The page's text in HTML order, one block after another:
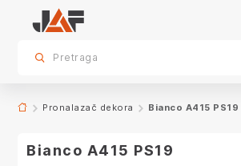
sr.skip-to.main-content
sr.skip-to.table-of-contents
sr.skip-to.main-navigation
Proizvodi sa ovim dekorom
Pretraga
Pronalazač dekora Bianco A415 PS19
Bianco A415 PS19